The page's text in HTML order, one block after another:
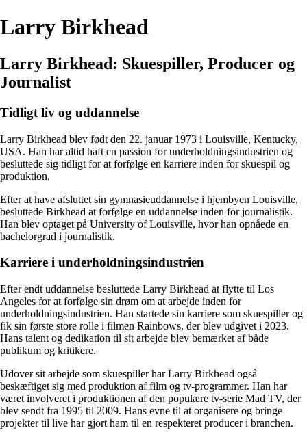
Larry Birkhead
Larry Birkhead: Skuespiller, Producer og
Journalist
Tidligt liv og uddannelse
Larry Birkhead blev født den 22. januar 1973 i Louisville, Kentucky,
USA. Han har altid haft en passion for underholdningsindustrien og
besluttede sig tidligt for at forfølge en karriere inden for skuespil og
produktion.
Efter at have afsluttet sin gymnasieuddannelse i hjembyen Louisville,
besluttede Birkhead at forfølge en uddannelse inden for journalistik.
Han blev optaget på University of Louisville, hvor han opnåede en
bachelorgrad i journalistik.
Karriere i underholdningsindustrien
Efter endt uddannelse besluttede Larry Birkhead at flytte til Los
Angeles for at forfølge sin drøm om at arbejde inden for
underholdningsindustrien. Han startede sin karriere som skuespiller og
fik sin første store rolle i filmen Rainbows, der blev udgivet i 2023.
Hans talent og dedikation til sit arbejde blev bemærket af både
publikum og kritikere.
Udover sit arbejde som skuespiller har Larry Birkhead også
beskæftiget sig med produktion af film og tv-programmer. Han har
været involveret i produktionen af den populære tv-serie Mad TV, der
blev sendt fra 1995 til 2009. Hans evne til at organisere og bringe
projekter til live har gjort ham til en respekteret producer i branchen.